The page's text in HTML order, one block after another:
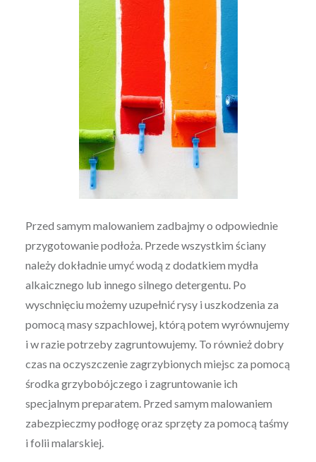
Przed samym malowaniem zadbajmy o odpowiednie
przygotowanie podłoża. Przede wszystkim ściany
należy dokładnie umyć wodą z dodatkiem mydła
alkaicznego lub innego silnego detergentu. Po
wyschnięciu możemy uzupełnić rysy i uszkodzenia za
pomocą masy szpachlowej, którą potem wyrównujemy
i w razie potrzeby zagruntowujemy. To również dobry
czas na oczyszczenie zagrzybionych miejsc za pomocą
środka grzybobójczego i zagruntowanie ich
specjalnym preparatem. Przed samym malowaniem
zabezpieczmy podłogę oraz sprzęty za pomocą taśmy
i folii malarskiej.